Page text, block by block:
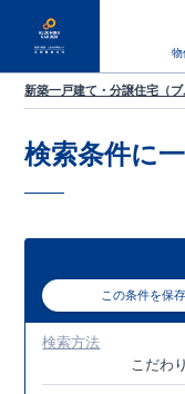
物
新築一戸建て・分譲住宅（
検索条件に
この条件を保存
検索方法
こだわ